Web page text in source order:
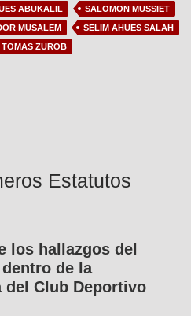
ABUKALIL
SALOMON MUSSIET
MUSALEM
SELIM AHUES SALAH
TOMAS ZUROB
Estatutos
los hallazgos del
dentro de la
del Club Deportivo